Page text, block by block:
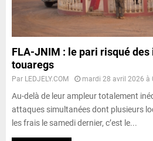
FLA-JNIM : le pari risqué
touaregs
Par LEDJELY.COM mardi 28 avril 2026 à
Au-delà de leur ampleur totalement
attaques simultanées dont plusieurs
les frais le samedi dernier, c’est le...